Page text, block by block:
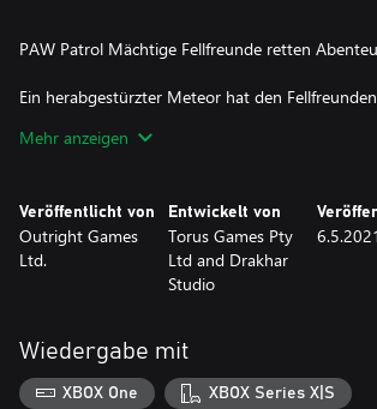
PAW Patrol Mächtige Fellfreunde retten
Ein herabgestürzter Meteor hat den
angerichtet. Jetzt liegt es an dir und den
Eine Sammlung aus großartigen Spielen für
Mehr anzeigen
Veröffentlicht von
Outright Games
Ltd.
Entwickelt von
Torus Games Pty
Ltd and Drakhar
Studio
6.5.2021
Wiedergabe mit
XBOX One XBOX Series X|S